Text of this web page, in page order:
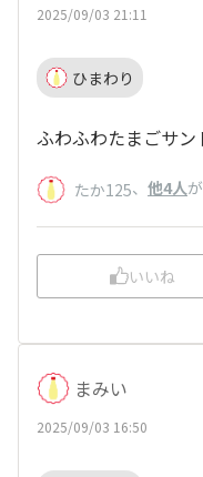
2025/09/03 21:11
ひまわり
ふわふわたまごサン
たか125、 他4人
いいね
まみい
2025/09/03 16:50